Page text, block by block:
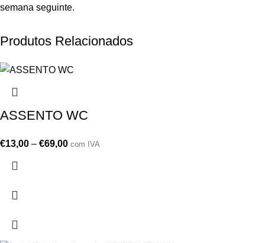
semana seguinte.
Produtos Relacionados
ASSENTO WC
€13,00 – €69,00 com IVA